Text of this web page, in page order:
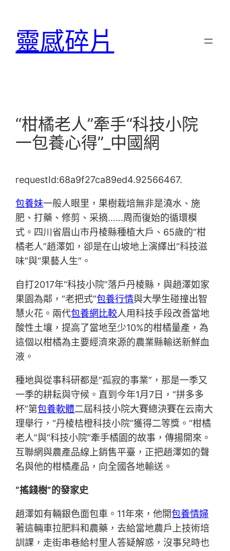
靈感碎片
“柑橘老人”牽手“科技小院
一包養心得”_中國網
requestId:68a9f27ca89ed4.92566467.
包養妹一般人眼里，果樹栽培無非是澆水、施
肥、打藥、修剪、采摘……周而復始的循環模
式。四川省眉山市丹棱縣種植大戶、65歲的“柑
橘老人”趙澤如，卻是在山坡地上演繹出“科技滋
味”與“果藝人生”。
自打2017年“科技小院”落戶丹棱縣，與趙澤如家
果園為鄰，“老把式”包養行情與大學生碰撞出智
慧火花。兩代包養網比較人用科技手段改善當地
酸性土壤，提高了當地至少10%的柑橘量產，為
這個以柑橘為主要經濟來源的農業縣輸送新鮮血
液。
種地與從事科研都是“孤寂的事業”，那是一季又
一季的耕耘與守候。直到今年1月7日，“拼多多
杯”第包養軟體二屆科技小院大賽總決賽在云南大
理舉行，“丹棱桔橙科技小院”獲得二等獎。“柑橘
老人”與“科技小院”牽手橘園的故事，傳揚開來。
互聯網與農產品線上銷售平臺，正把趙澤如的聲
名與他的柑橘產品，向全國各地輸送。
“搖錢樹”的發家史
趙澤如有輛銀色面包車。11年來，他開包養情婦
著這輛車拉肥料和農藥，去給當地農戶上技術培
訓課，走街串巷給村里人答疑解惑，沒事兒時也